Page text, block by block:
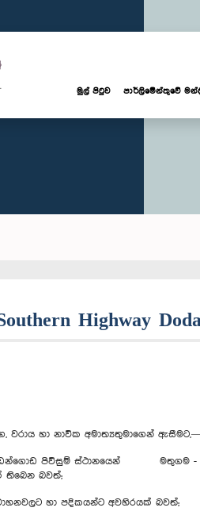
මුල් පිටුව පාර්ලි‌මේන්තුවේ
Highway
වරාය හා නාවික අමාත්‍යතුමාගෙන්
පිවිසුම් ස්ථානයෙන් මතුගම -
තිබෙන බවත්;
හා පදිකයන්ට අවහිරයක් බවත්;